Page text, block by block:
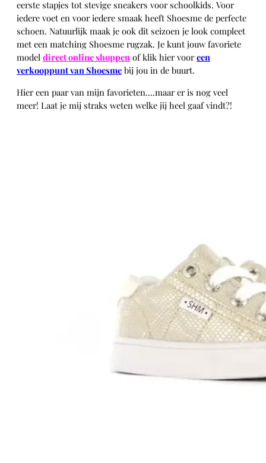
eerste stapjes tot stevige sneakers voor schoolkids. Voor
iedere voet en voor iedere smaak heeft Shoesme de perfecte
schoen. Natuurlijk maak je ook dit seizoen je look compleet
met een matching Shoesme rugzak. Je kunt jouw favoriete
model direct online shoppen of klik hier vooreen
verkooppunt van Shoesme bij jou in de buurt.
Hier een paar van mijn favorieten….maar er is nog veel
meer! Laat je mij straks weten welke jij heel gaaf vindt?!